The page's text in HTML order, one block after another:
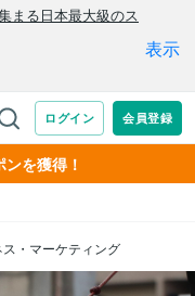
を獲得！
ス・マーケティング